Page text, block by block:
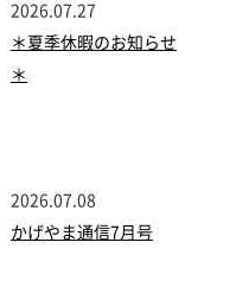
2026.07.27
＊夏季休暇のお知らせ
＊
2026.07.08
かげやま通信7月号